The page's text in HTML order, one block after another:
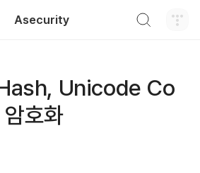
Asecurity
Unicode Co
호화